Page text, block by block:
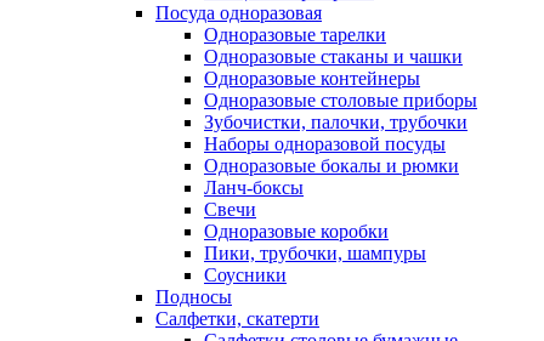
Посуда одноразовая
Одноразовые тарелки
Одноразовые стаканы и чашки
Одноразовые контейнеры
Одноразовые столовые приборы
Зубочистки, палочки, трубочки
Наборы одноразовой посуды
Одноразовые бокалы и рюмки
Ланч-боксы
Свечи
Одноразовые коробки
Пики, трубочки, шампуры
Соусники
Подносы
Салфетки, скатерти